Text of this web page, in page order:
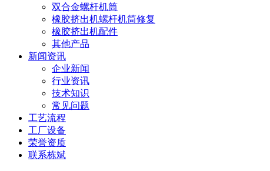
双合金螺杆机筒
橡胶挤出机螺杆机筒修复
橡胶挤出机配件
其他产品
新闻资讯
企业新闻
行业资讯
技术知识
常见问题
工艺流程
工厂设备
荣誉资质
联系栋斌